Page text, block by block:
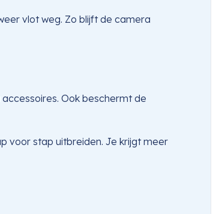
vlot weg. Zo blijft de camera
Ook beschermt de
voor stap uitbreiden. Je krijgt meer